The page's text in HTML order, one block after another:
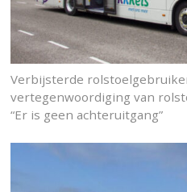
Verbijsterde
vertegenwoordiging van
“Er is geen achteruitgang”